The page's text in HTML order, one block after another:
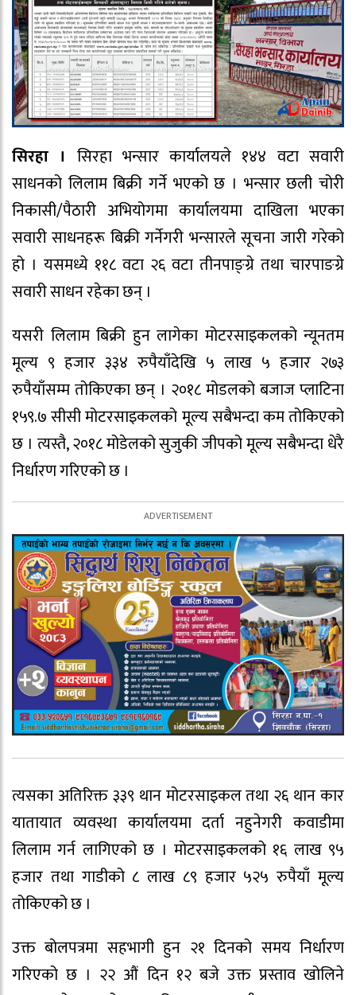
सिरहा । सिरहा भन्सार कार्यालयले १४४ वटा सवारी
साधनको लिलाम बिक्री गर्ने भएको छ । भन्सार छली चोरी
निकासी/पैठारी अभियोगमा कार्यालयमा दाखिला भएका
सवारी साधनहरू बिक्री गर्नेगरी भन्सारले सूचना जारी गरेको
हो । यसमध्ये ११८ वटा २६ वटा तीनपाङ्ग्रे तथा चारपाङग्रे
सवारी साधन रहेका छन् ।
यसरी लिलाम बिक्री हुन लागेका मोटरसाइकलको न्यूनतम
मूल्य ९ हजार ३३४ रुपैयाँदेखि ५ लाख ५ हजार २७३
रुपैयाँसम्म तोकिएका छन् । २०१८ मोडलको बजाज प्लाटिना
१५९.७ सीसी मोटरसाइकलको मूल्य सबैभन्दा कम तोकिएको
छ । त्यस्तै, २०१८ मोडेलको सुजुकी जीपको मूल्य सबैभन्दा धेरै
निर्धारण गरिएको छ ।
त्यसका अतिरिक्त ३३९ थान मोटरसाइकल तथा २६ थान कार
यातायात व्यवस्था कार्यालयमा दर्ता नहुनेगरी कवाडीमा
लिलाम गर्न लागिएको छ । मोटरसाइकलको १६ लाख ९५
हजार तथा गाडीको ८ लाख ८९ हजार ५२५ रुपैयाँ मूल्य
तोकिएको छ ।
उक्त बोलपत्रमा सहभागी हुन २१ दिनको समय निर्धारण
गरिएको छ । २२ औं दिन १२ बजे उक्त प्रस्ताव खोलिने